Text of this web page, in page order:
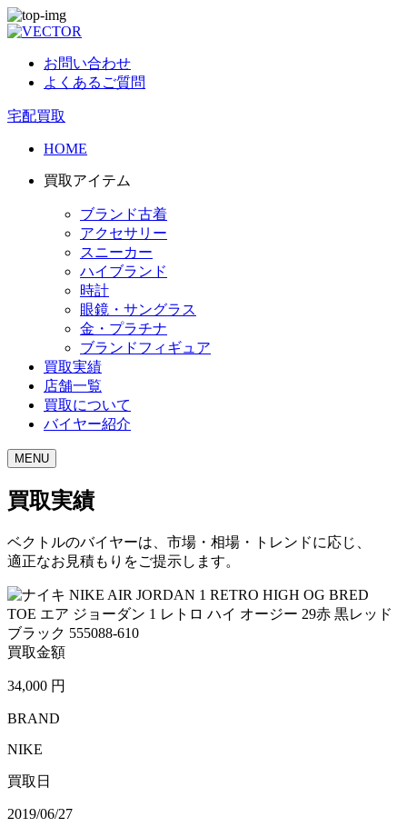
お問い合わせ
よくあるご質問
宅配買取
HOME
買取アイテム
ブランド古着
アクセサリー
スニーカー
ハイブランド
時計
眼鏡・サングラス
金・プラチナ
ブランドフィギュア
買取実績
店舗一覧
買取について
バイヤー紹介
MENU
買取実績
ベクトルのバイヤーは、市場・相場・トレンドに応じ、
適正なお見積もりをご提示します。
買取金額
34,000 円
BRAND
NIKE
買取日
2019/06/27